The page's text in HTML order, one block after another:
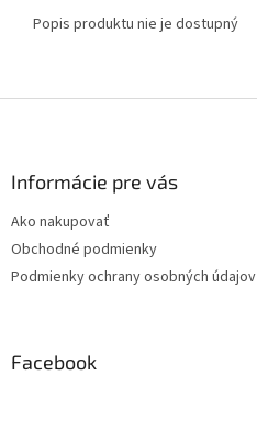
Popis produktu nie je dostupný
Informácie pre vás
Ako nakupovať
Obchodné podmienky
Podmienky ochrany osobných údajov
Facebook